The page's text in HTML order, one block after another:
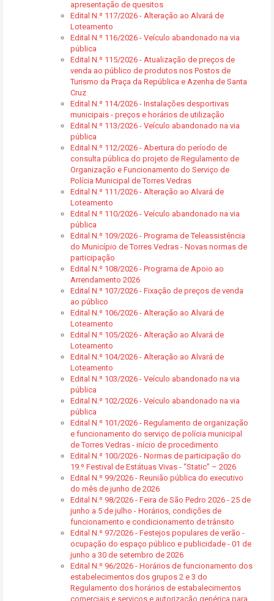
apresentação de quesitos
Edital N.º 117/2026 - Alteração ao Alvará de
Loteamento
Edital N.º 116/2026 - Veículo abandonado na via
pública
Edital N.º 115/2026 - Atualização de preços de
venda ao público de produtos nos Postos de
Turismo da Praça da República e Azenha de Santa
Cruz
Edital N.º 114/2026 - Instalações desportivas
municipais - preços e horários de utilização
Edital N.º 113/2026 - Veículo abandonado na via
pública
Edital N.º 112/2026 - Abertura do período de
consulta pública do projeto de Regulamento de
Organização e Funcionamento do Serviço de
Polícia Municipal de Torres Vedras
Edital N.º 111/2026 - Alteração ao Alvará de
Loteamento
Edital N.º 110/2026 - Veículo abandonado na via
pública
Edital N.º 109/2026 - Programa de Teleassistência
do Município de Torres Vedras - Novas normas de
participação
Edital N.º 108/2026 - Programa de Apoio ao
Arrendamento 2026
Edital N.º 107/2026 - Fixação de preços de venda
ao público
Edital N.º 106/2026 - Alteração ao Alvará de
Loteamento
Edital N.º 105/2026 - Alteração ao Alvará de
Loteamento
Edital N.º 104/2026 - Alteração ao Alvará de
Loteamento
Edital N.º 103/2026 - Veículo abandonado na via
pública
Edital N.º 102/2026 - Veículo abandonado na via
pública
Edital N.º 101/2026 - Regulamento de organização
e funcionamento do serviço de polícia municipal
de Torres Vedras - início de procedimento
Edital N.º 100/2026 - Normas de participação do
19.º Festival de Estátuas Vivas - “Static” – 2026
Edital N.º 99/2026 - Reunião pública do executivo
do mês de junho de 2026
Edital N.º 98/2026 - Feira de São Pedro 2026 - 25 de
junho a 5 de julho - Horários, condições de
funcionamento e condicionamento de trânsito
Edital N.º 97/2026 - Festejos populares de verão -
ocupação do espaço público e publicidade - 01 de
junho a 30 de setembro de 2026
Edital N.º 96/2026 - Horários de funcionamento dos
estabelecimentos dos grupos 2 e 3 do
Regulamento dos horários de estabalecimentos
comerciais e serviços e autorização genérica para